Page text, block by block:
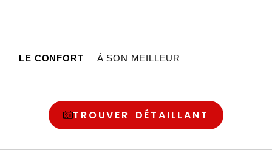
LE CONFORT À SON MEILLEUR
TROUVER DÉTAILLANT